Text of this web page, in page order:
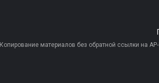
Копирование материалов без обратной ссылки на